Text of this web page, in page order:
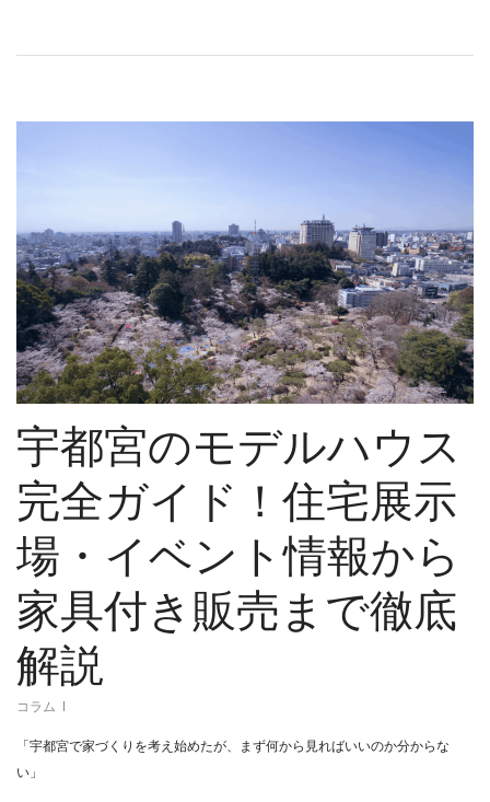
宇都宮のモデルハウス
完全ガイド！住宅展示
場・イベント情報から
家具付き販売まで徹底
解説
コラム
「宇都宮で家づくりを考え始めたが、まず何から見ればいいのか分からな
い」